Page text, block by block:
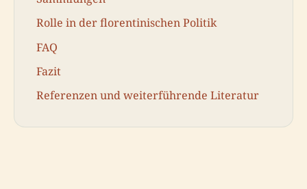
Rolle in der florentinischen Politik
FAQ
Fazit
Referenzen und weiterführende Literatur